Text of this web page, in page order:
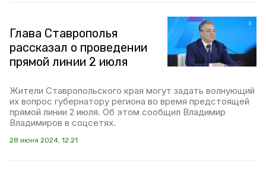
Глава Ставрополья
рассказал о проведении
прямой линии 2 июля
Жители Ставропольского края могут задать волнующий
их вопрос губернатору региона во время предстоящей
прямой линии 2 июля. Об этом сообщил Владимир
Владимиров в соцсетях.
28 июня 2024, 12:21